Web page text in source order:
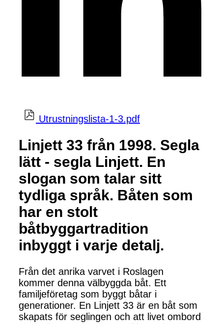
Utrustningslista-1-3.pdf
Linjett 33 från 1998. Segla
lätt - segla Linjett. En
slogan som talar sitt
tydliga språk. Båten som
har en stolt
båtbyggartradition
inbyggt i varje detalj.
Från det anrika varvet i Roslagen
kommer denna välbyggda båt. Ett
familjeföretag som byggt båtar i
generationer. En Linjett 33 är en båt som
skapats för seglingen och att livet ombord